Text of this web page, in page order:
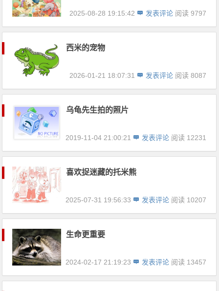
2025-08-28 19:15:42 发表评论 阅读 9797
西米的宠物
2026-01-21 18:07:31 发表评论 阅读 8087
乌龟先生拍的照片
2019-11-04 21:00:21 发表评论 阅读 12231
喜欢捉迷藏的托米熊
2025-07-31 19:56:33 发表评论 阅读 10207
生命更重要
2024-02-17 21:19:23 发表评论 阅读 13457